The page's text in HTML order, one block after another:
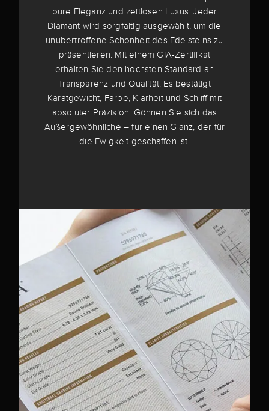
pure Eleganz und zeitlosen Luxus. Jeder
Diamant wird sorgfältig ausgewählt, um die
unübertroffene Schönheit des Edelsteins zu
präsentieren. Mit einem GIA-Zertifikat
erhalten Sie den höchsten Standard an
Transparenz und Qualität: Es bestätigt
Karatgewicht, Farbe, Klarheit und Schliff mit
absoluter Präzision. Gönnen Sie sich das
Außergewöhnliche – für einen Glanz, der für
die Ewigkeit geschaffen ist.